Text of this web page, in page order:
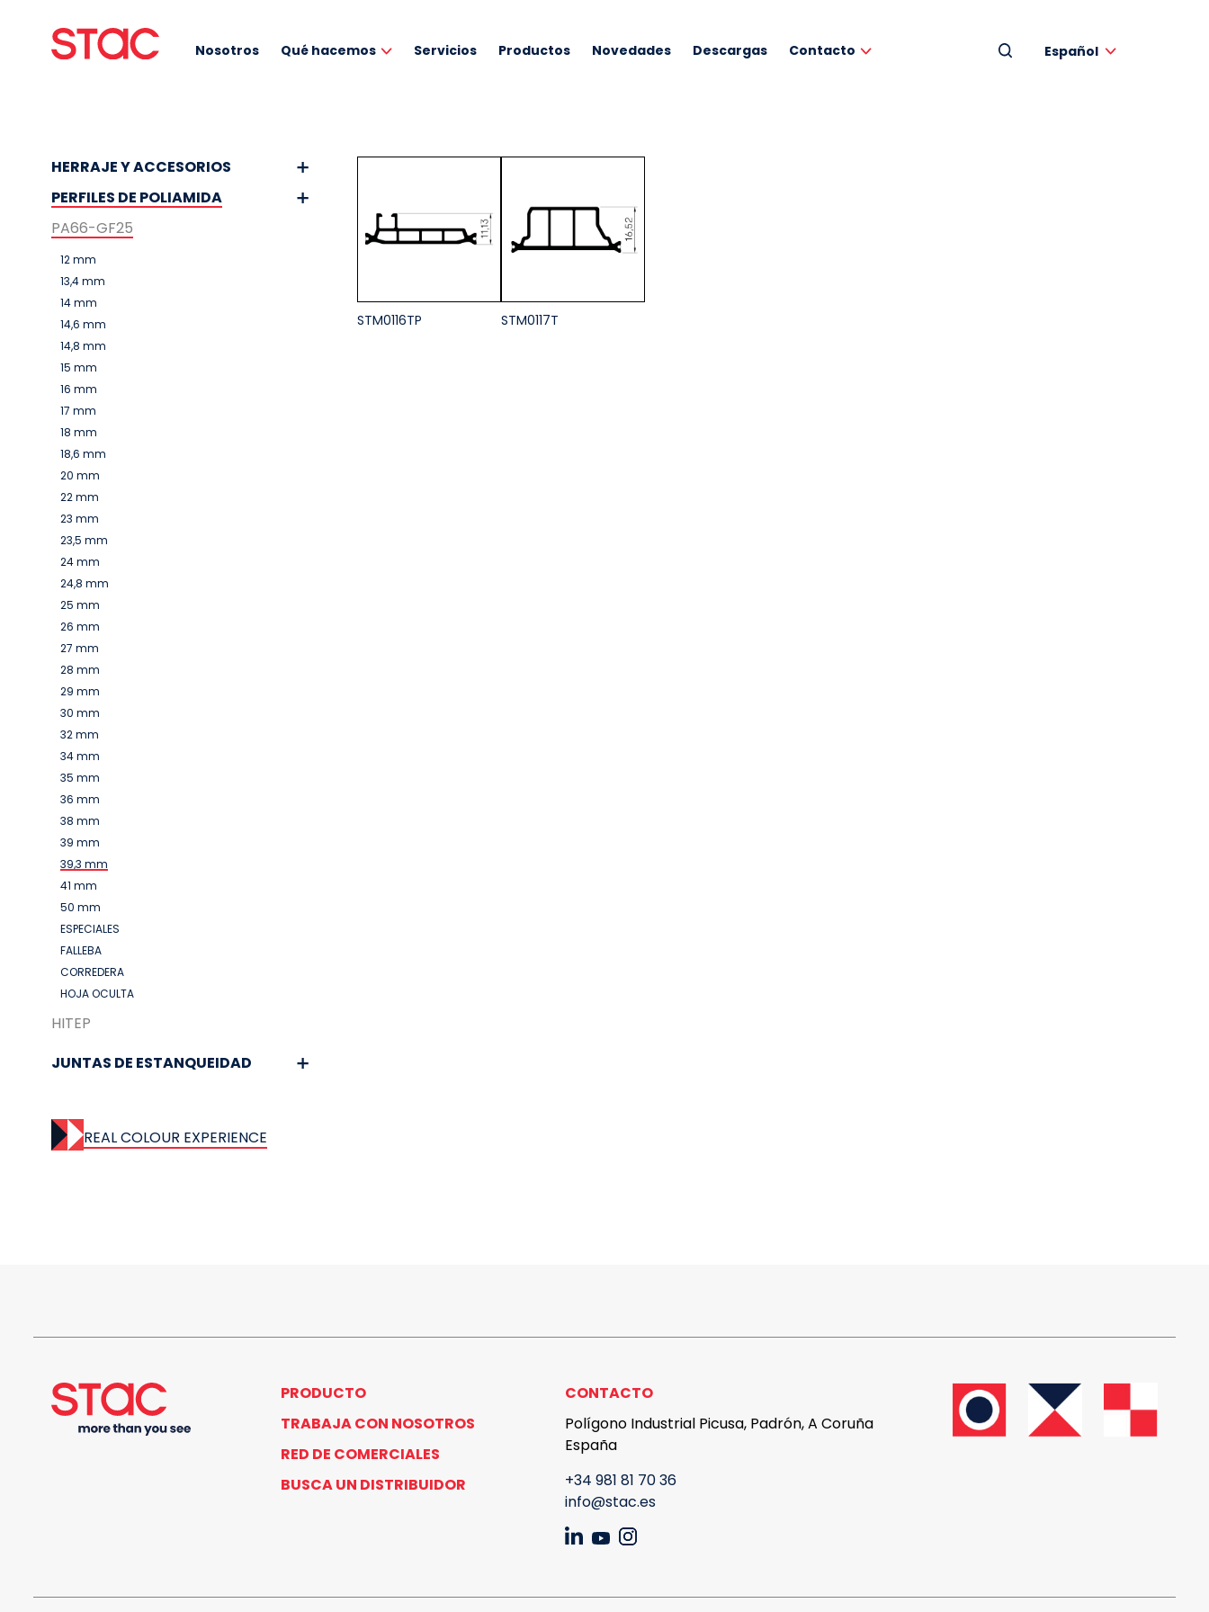
Nosotros Qué hacemos Servicios Productos Novedades Descargas Contacto Español
HERRAJE Y ACCESORIOS
PERFILES DE POLIAMIDA
PA66-GF25
12 mm
13,4 mm
14 mm
14,6 mm
14,8 mm
15 mm
16 mm
17 mm
18 mm
18,6 mm
20 mm
22 mm
23 mm
23,5 mm
24 mm
24,8 mm
25 mm
26 mm
27 mm
28 mm
29 mm
30 mm
32 mm
34 mm
35 mm
36 mm
38 mm
39 mm
39,3 mm
41 mm
50 mm
ESPECIALES
FALLEBA
CORREDERA
HOJA OCULTA
HITEP
JUNTAS DE ESTANQUEIDAD
REAL COLOUR EXPERIENCE
STM0116TP STM0117T
PRODUCTO
TRABAJA CON NOSOTROS
RED DE COMERCIALES
BUSCA UN DISTRIBUIDOR
CONTACTO
Polígono Industrial Picusa, Padrón, A Coruña
España
+34 981 81 70 36
info@stac.es